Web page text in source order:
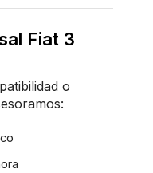
Fiat 3
o